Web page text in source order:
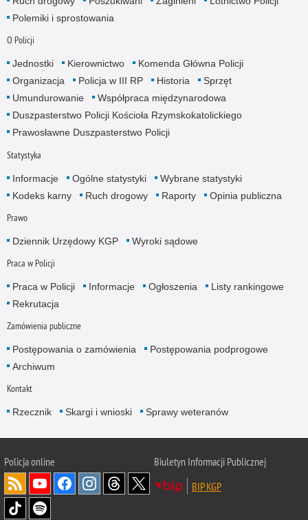
Polemiki i sprostowania
O Policji
Jednostki Kierownictwo
Komenda Główna Policji
Organizacja
Policja w III RP Historia
Sprzęt
Umundurowanie
Współpraca międzynarodowa
Duszpasterstwo Policji Kościoła Rzymskokatolickiego
Prawosławne Duszpasterstwo Policji
Statystyka
Informacje Ogólne statystyki
Wybrane statystyki
Kodeks karny
Ruch drogowy Raporty Opinia publiczna
Prawo
Dziennik Urzędowy KGP Wyroki sądowe
Praca w Policji
Praca w Policji Informacje Ogłoszenia
Listy rankingowe
Rekrutacja
Zamówienia publiczne
Postępowania o zamówienia
Postępowania podprogowe
Archiwum
Kontakt
Rzecznik Skargi i wnioski Sprawy weteranów
Policjaonline
Biuletyn Informacji Publicznej
BIP KGP